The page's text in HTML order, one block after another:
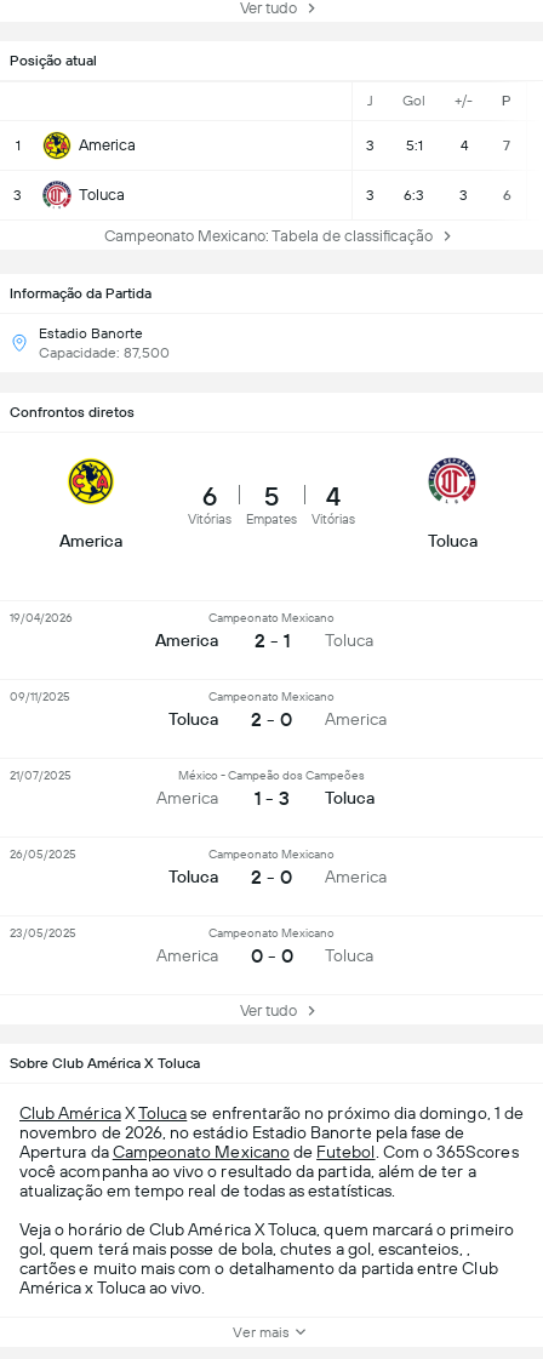
Ver tudo
Posição atual
J Gol +/- P
1 America 3 5:1 4 7
3 Toluca 3 6:3 3 6
Campeonato Mexicano: Tabela de classificação
Informação da Partida
Estadio Banorte
Capacidade: 87,500
Confrontos diretos
America
6
Vitórias
5
Empates
4
Vitórias
Toluca
America
Campeonato Mexicano
2 - 1 Toluca
19/04/2026
Toluca
Campeonato Mexicano
2 - 0 America
09/11/2025
America
México - Campeão dos Campeões
1 - 3 Toluca
21/07/2025
Toluca
Campeonato Mexicano
2 - 0 America
26/05/2025
America
Campeonato Mexicano
0 - 0 Toluca
23/05/2025
Ver tudo
Sobre Club América X Toluca
Club AméricaXTolucase enfrentarão no próximo dia domingo, 1 de
novembro de 2026, no estádio Estadio Banorte pela fase de
Apertura daCampeonato Mexicanode Futebol . Com o 365Scores
você acompanha ao vivo o resultado da partida, além de ter a
atualização em tempo real de todas as estatísticas.
Veja o horário de Club América X Toluca, quem marcará o primeiro
gol, quem terá mais posse de bola, chutes a gol, escanteios, ,
cartões e muito mais com o detalhamento da partida entre Club
América x Toluca ao vivo.
Ver mais